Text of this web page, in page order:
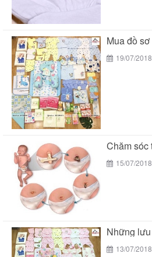
19/07/2018
15/07/2018
13/07/2018